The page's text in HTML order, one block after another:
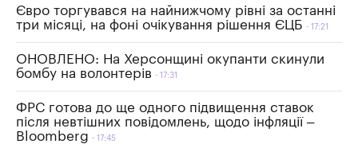
Євро торгувався на найнижчому рівні за останні
три місяці, на фоні очікування рішення ЄЦБ
17:21
ОНОВЛЕНО: На Херсонщині окупанти скинули
бомбу на волонтерів
17:31
ФРС готова до ще одного підвищення ставок
після невтішних повідомлень, щодо інфляції –
Bloomberg
17:45